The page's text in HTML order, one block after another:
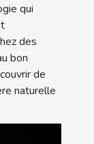
qui
des
bon
de
naturelle